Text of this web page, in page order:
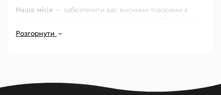
Наша місія — забезпечити вас якісними товарами з
інтимних горизонтів.
Розгорнути